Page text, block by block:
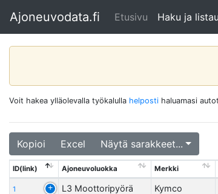
Ajoneuvodata.fi Etusivu Haku ja
Voit hakea ylläolevalla työkalulla helposti haluamasi
Kopioi Excel Näytä sarakkeet...
ID(link) Ajoneuvoluokka Merkki
1 L3 Moottoripyörä Kymco